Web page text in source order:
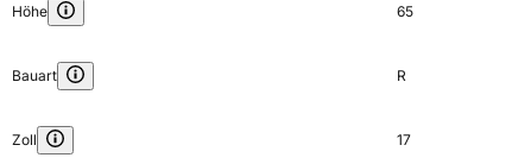
Höhe 65
Bauart R
Zoll 17